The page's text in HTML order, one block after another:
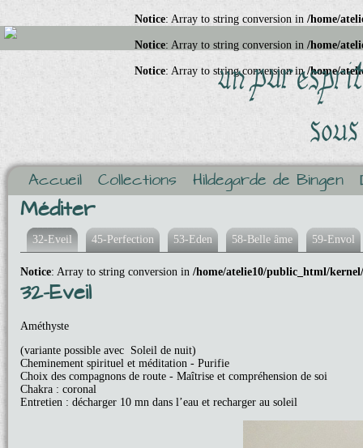
Notice: Array to string conversion in /home/
Notice: Array to string conversion in /home/
Notice: Array to string conversion in/home/
Accueil Collections Hildegarde de Bingen
Méditer
32-Eveil 45-Perfection 53-Eden 58-Belle âme 59-Envol
Notice: Array to string conversion in /home/atelie10/public_html/
32-Eveil
Améthyste
(variante possible avec Soleil de nuit)
Cheminement spirituel et méditation - Purifie
Choix des compagnons de route - Maîtrise et compréhension de soi
Chakra : coronal
Entretien : décharger 10 mn dans l’eau et recharger au soleil